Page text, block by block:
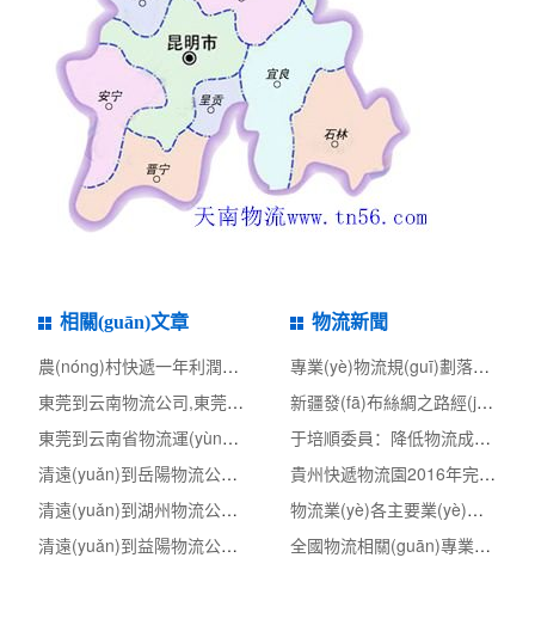
相關(guān)文章
農(nóng)村快遞一年利潤是多少？為啥轉(zhuǎn)讓費(fèi)能高達(dá)2
東莞到云南物流公司,東莞整車物流到云南,東莞至云南物流專線 - 天南
東莞到云南省物流運(yùn)輸,東莞到云南省物流公司
清遠(yuǎn)到岳陽物流公司,清遠(yuǎn)整車物流到岳陽,清遠(yuǎn)至岳陽物流專線 - 天南
清遠(yuǎn)到湖州物流公司,清遠(yuǎn)整車物流到湖州,清遠(yuǎn)至湖州物流專線 - 天南
清遠(yuǎn)到益陽物流公司,清遠(yuǎn)整車物流到益陽,清遠(yuǎn)至益陽物流專線 - 天南
物流新聞
專業(yè)物流規(guī)劃落地-天津市快遞專業(yè)類物流專項(xiàng)規(guī)
新疆發(fā)布絲綢之路經(jīng)濟(jì)帶核心區(qū)商貿(mào)物流中心建
于培順委員：降低物流成本不是沒有物流成本
貴州快遞物流園2016年完成快件量逾3億票 產(chǎn)值超
物流業(yè)各主要業(yè)務(wù)指數(shù)全部翻紅
全國物流相關(guān)專業(yè)教師信息化大賽啟動(dòng)